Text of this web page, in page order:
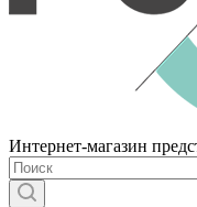
Интернет-магазин